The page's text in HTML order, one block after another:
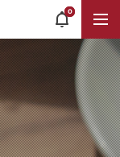
전
체
메
POPUPOPEN
0